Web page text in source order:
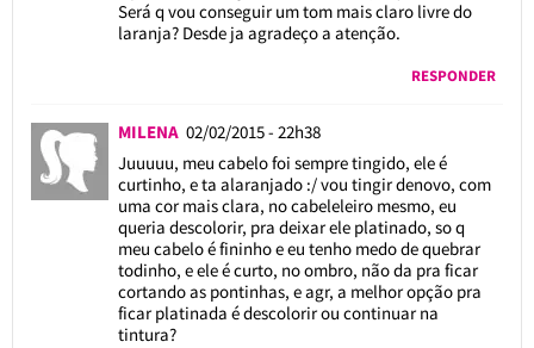
Será q vou conseguir um tom mais claro livre do
laranja? Desde ja agradeço a atenção.
RESPONDER
MILENA 02/02/2015 - 22h38
Juuuuu, meu cabelo foi sempre tingido, ele é
curtinho, e ta alaranjado :/ vou tingir denovo, com
uma cor mais clara, no cabeleleiro mesmo, eu
queria descolorir, pra deixar ele platinado, so q
meu cabelo é fininho e eu tenho medo de quebrar
todinho, e ele é curto, no ombro, não da pra ficar
cortando as pontinhas, e agr, a melhor opção pra
ficar platinada é descolorir ou continuar na
tintura?